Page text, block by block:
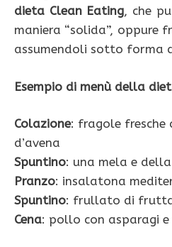
dieta Clean Eating, che
maniera “solida”, oppure
assumendoli sotto forma
Esempio di menù della
Colazione: fragole fresche
d’avena
Spuntino: una mela e
Pranzo: insalatona
Spuntino: frullato di
Cena: pollo con asparagi